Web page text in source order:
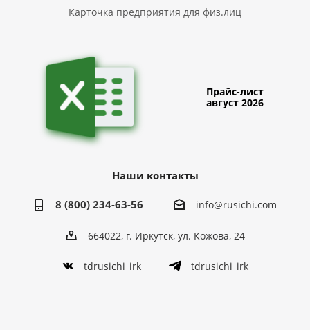
Карточка предприятия для физ.лиц
Прайс-лист
август 2026
Наши контакты
8 (800) 234-63-56 info@rusichi.com
664022, г. Иркутск, ул. Кожова, 24
tdrusichi_irk tdrusichi_irk